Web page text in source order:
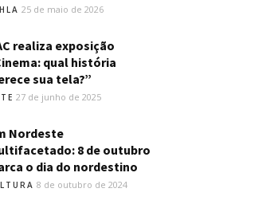
25 de maio de 2026
realiza exposição
qual história
sua tela?”
27 de junho de 2025
Nordeste
8 de outubro
o dia do nordestino
8 de outubro de 2024